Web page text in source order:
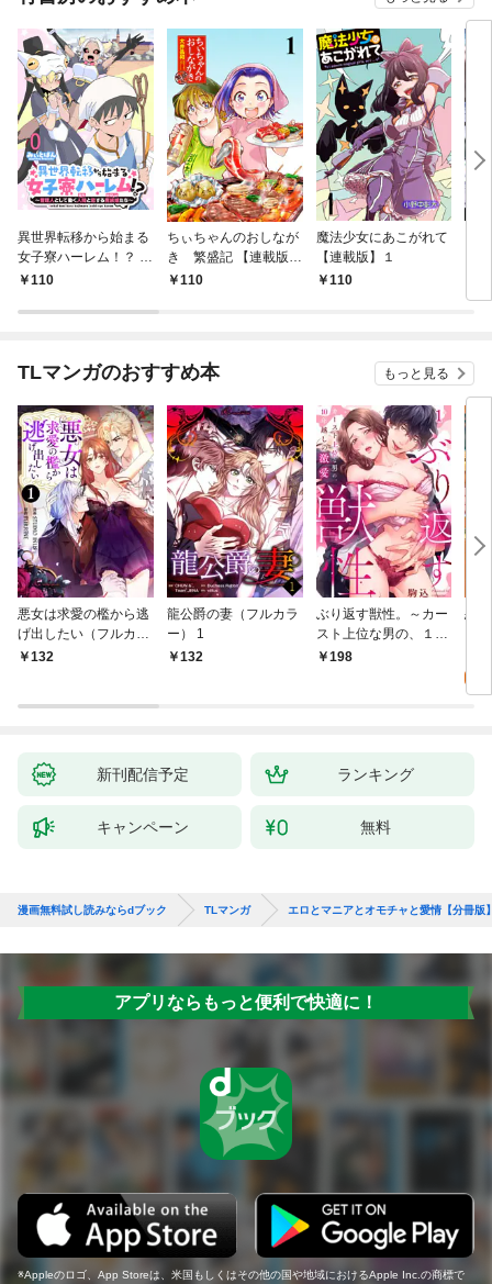
異世界転移から始まる
女子寮ハーレム！？ ～
管理人として働く人間
【連載版】０
110
ちぃちゃんのおしなが
き 繁盛記 【連載版】
１110
魔法少女にあこがれて
【連載版】１
110
TLマンガのおすすめ本 もっと見る
悪女は求愛の檻から逃
げ出したい（フルカラ
ー） 1
132
龍公爵の妻（フルカラ
ー） 1
132
ぶり返す獣性。～カー
スト上位な男の、１０
年越しの激愛１
198
恋
新刊配信予定 ランキング
キャンペーン 無料
漫画無料試し読みならdブック TLマンガ エロとマニアとオモチャと愛情【分冊版
アプリならもっと便利で快適に！
Appleのロゴ、App Storeは、米国もしくはその他の国や地域におけるApple Inc.の商標で